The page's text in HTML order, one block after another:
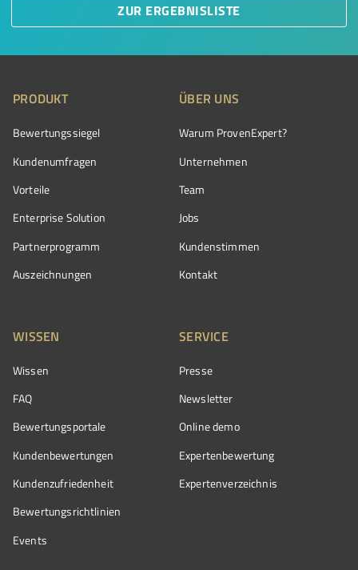
ZUR ERGEBNISLISTE
PRODUKT
Bewertungssiegel
Kundenumfragen
Vorteile
Enterprise Solution
Partnerprogramm
Auszeichnungen
ÜBER UNS
Warum ProvenExpert?
Unternehmen
Team
Jobs
Kundenstimmen
Kontakt
WISSEN
Wissen
FAQ
Bewertungsportale
Kundenbewertungen
Kundenzufriedenheit
Bewertungs­richtlinien
Events
SERVICE
Presse
Newsletter
Online demo
Expertenbewertung
Expertenverzeichnis